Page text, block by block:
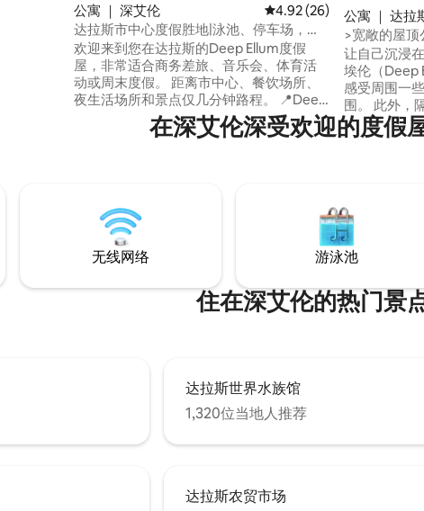
公寓 ｜ 深艾伦 平均评分 4.92 分（满分 5
4.92 (26)
达拉斯市中心度假胜地|泳池、停车场，步
行可达
欢迎来到您在达拉斯的Deep Ellum度假
屋，非常适合商务差旅、音乐会、体育活
动或周末度假。 距离市中心、餐饮场所、
夜生活场所和景点仅几分钟路程。 📍Deep
Ellum位置 • 5分钟可达FIFA球迷节和活动 •
步行15分钟可抵达市中心 • 靠近现场音乐表
公寓 ｜ 达拉
>宽敞的屋
让自己沉浸
埃伦（Deep
感受周围一
围。 此外，
各种令人惊
您想度过一
眼底。
在深艾伦深受欢迎的度假
无线网络 游泳池
住在深艾伦的热门景
达拉斯世界水族馆
1,320位当地人推荐
达拉斯农贸市场